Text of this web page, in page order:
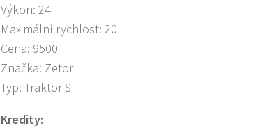
Výkon: 24
Maximální rychlost: 20
Cena: 9500
Značka: Zetor
Typ: Traktor S
Kredity: